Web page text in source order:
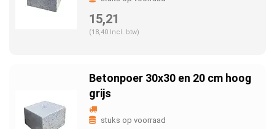
15,21
(18,40 Incl. btw)
Betonpoer 30x30 en 20 cm hoog
grijs
stuks op voorraad